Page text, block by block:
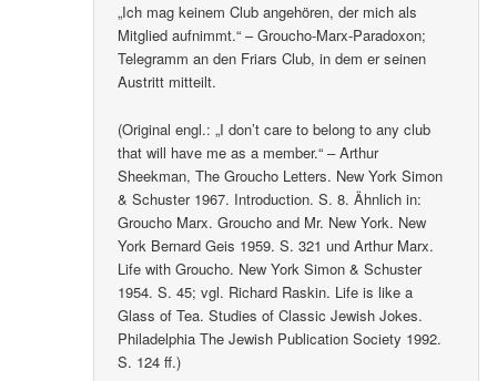
„Ich mag keinem Club angehören, der mich als
Mitglied aufnimmt.“ – Groucho-Marx-Paradoxon;
Telegramm an den Friars Club, in dem er seinen
Austritt mitteilt.
(Original engl.: „I don’t care to belong to any club
that will have me as a member.“ – Arthur
Sheekman, The Groucho Letters. New York Simon
& Schuster 1967. Introduction. S. 8. Ähnlich in:
Groucho Marx. Groucho and Mr. New York. New
York Bernard Geis 1959. S. 321 und Arthur Marx.
Life with Groucho. New York Simon & Schuster
1954. S. 45; vgl. Richard Raskin. Life is like a
Glass of Tea. Studies of Classic Jewish Jokes.
Philadelphia The Jewish Publication Society 1992.
S. 124 ff.)